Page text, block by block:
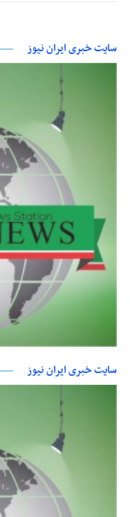
سایت خبری ایران نیوز
سایت خبری ایران نیوز